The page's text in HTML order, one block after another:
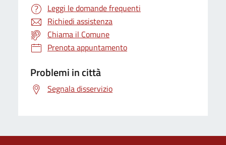
Leggi le domande frequenti
Richiedi assistenza
Chiama il Comune
Prenota appuntamento
Problemi in città
Segnala disservizio